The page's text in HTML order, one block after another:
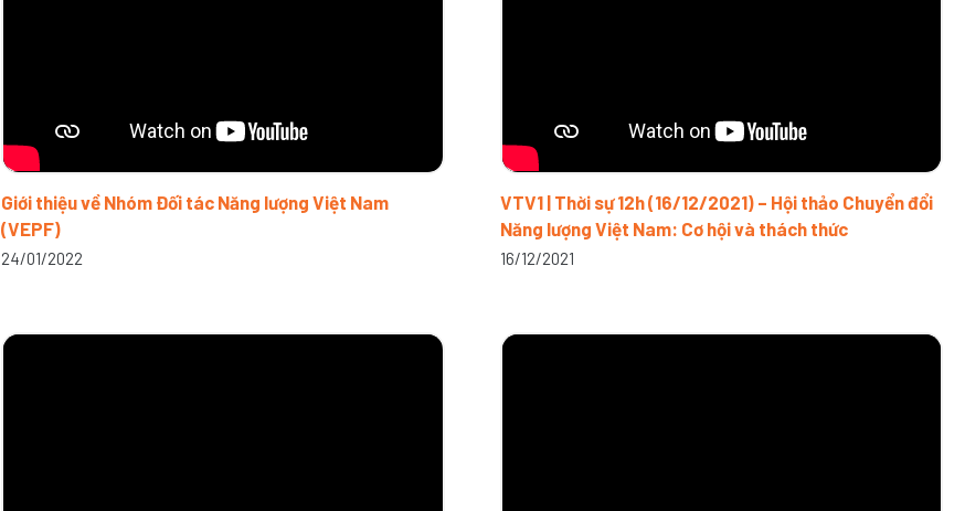
Giới thiệu về Nhóm Đối tác Năng lượng Việt Nam
(VEPF)
24/01/2022
VTV1 | Thời sự 12h (16/12/2021) – Hội thảo Chuyển đổi
Năng lượng Việt Nam: Cơ hội và thách thức
16/12/2021